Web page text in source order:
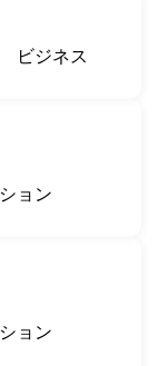
ビジネス
ョン
ョン